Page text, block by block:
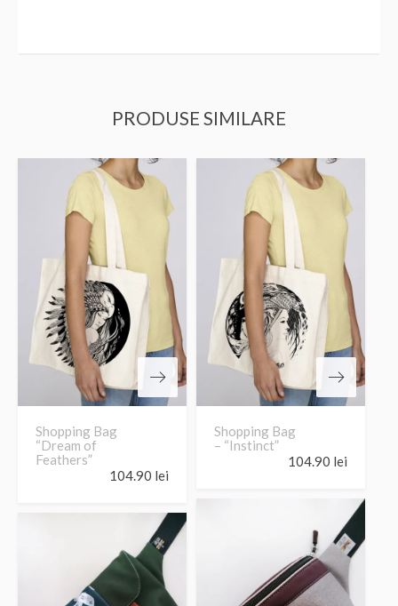
PRODUSE SIMILARE
Shopping Bag
“Dream of
Feathers”
104.90 lei
Shopping Bag
– “Instinct”
104.90 lei